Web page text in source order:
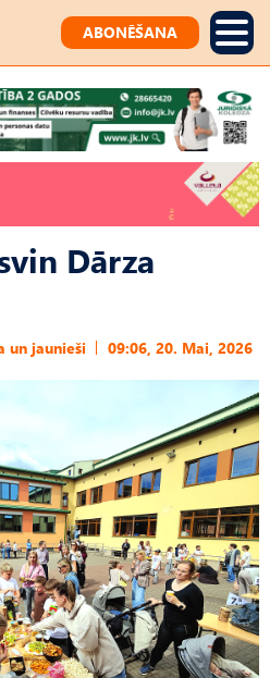
ABONĒŠANA
Dārza
un jaunieši 09:06, 20. Mai, 2026